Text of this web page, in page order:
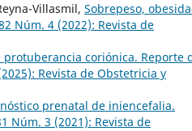
Villasmil, Sobrepeso,
Núm. 4 (2022): Revista de
coriónica. Reporte
Revista de Obstetricia y
prenatal de iniencefalia.
Núm. 3 (2021): Revista de